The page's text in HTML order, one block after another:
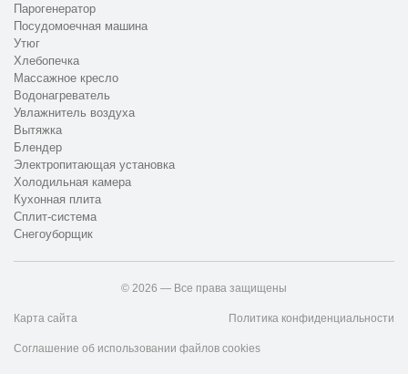
Парогенератор
Посудомоечная машина
Утюг
Хлебопечка
Массажное кресло
Водонагреватель
Увлажнитель воздуха
Вытяжка
Блендер
Электропитающая установка
Холодильная камера
Кухонная плита
Сплит-система
Снегоуборщик
© 2026 — Все права защищены
Карта сайта Политика конфиденциальности
Соглашение об использовании файлов cookies